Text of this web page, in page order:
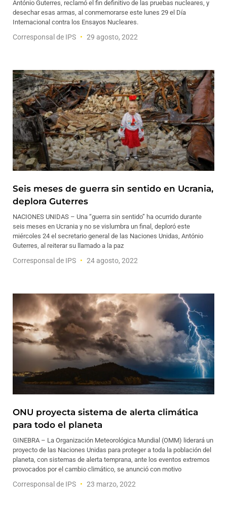
António Guterres, reclamó el fin definitivo de las pruebas nucleares, y
desechar esas armas, al conmemorarse este lunes 29 el Día
Internacional contra los Ensayos Nucleares.
Corresponsal de IPS 29 agosto, 2022
Seis meses de guerra sin sentido en Ucrania,
deplora Guterres
NACIONES UNIDAS – Una “guerra sin sentido” ha ocurrido durante
seis meses en Ucrania y no se vislumbra un final, deploró este
miércoles 24 el secretario general de las Naciones Unidas, António
Guterres, al reiterar su llamado a la paz
Corresponsal de IPS 24 agosto, 2022
ONU proyecta sistema de alerta climática
para todo el planeta
GINEBRA – La Organización Meteorológica Mundial (OMM) liderará un
proyecto de las Naciones Unidas para proteger a toda la población del
planeta, con sistemas de alerta temprana, ante los eventos extremos
provocados por el cambio climático, se anunció con motivo
Corresponsal de IPS 23 marzo, 2022